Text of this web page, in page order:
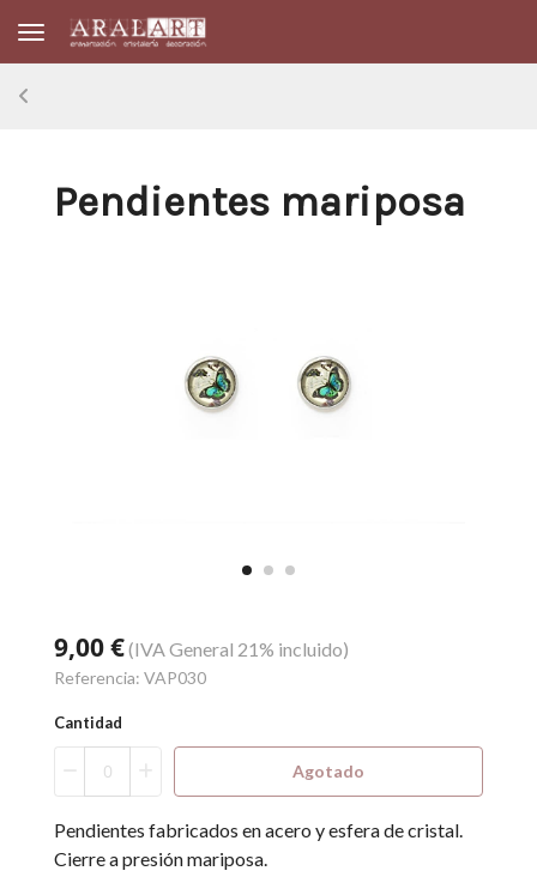
Toggle navigation
Pendientes mariposa
9,00 €(IVA General 21% incluido)
Referencia: VAP030
Cantidad
Agotado
Pendientes fabricados en acero y esfera de cristal.
Cierre a presión mariposa.